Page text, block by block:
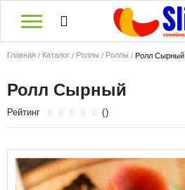
Главная Каталог Роллы Роллы Ролл Сырный
Ролл Сырный
Рейтинг ()